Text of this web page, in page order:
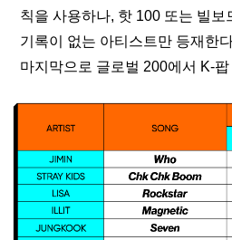
칙을 사용하나, 핫 100 또는 빌보
기록이 없는 아티스트만 등재한
마지막으로 글로벌 200에서 K-